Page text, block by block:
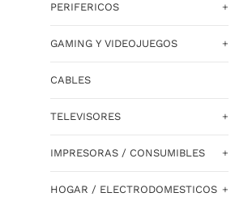
PERIFERICOS +
GAMING Y VIDEOJUEGOS +
CABLES
TELEVISORES +
IMPRESORAS / CONSUMIBLES +
HOGAR / ELECTRODOMESTICOS +